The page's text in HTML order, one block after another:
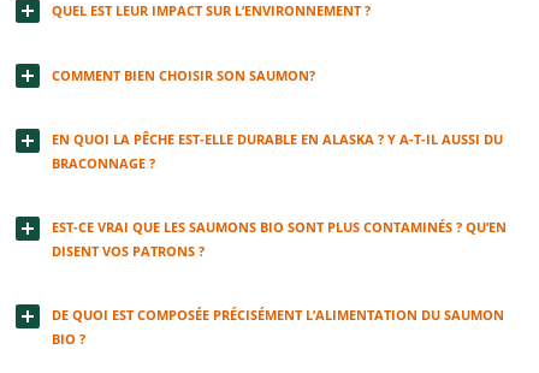
QUEL EST LEUR IMPACT SUR L’ENVIRONNEMENT ?
COMMENT BIEN CHOISIR SON SAUMON?
EN QUOI LA PÊCHE EST-ELLE DURABLE EN ALASKA ? Y A-T-IL AUSSI DU
BRACONNAGE ?
EST-CE VRAI QUE LES SAUMONS BIO SONT PLUS CONTAMINÉS ? QU’EN
DISENT VOS PATRONS ?
DE QUOI EST COMPOSÉE PRÉCISÉMENT L’ALIMENTATION DU SAUMON
BIO ?